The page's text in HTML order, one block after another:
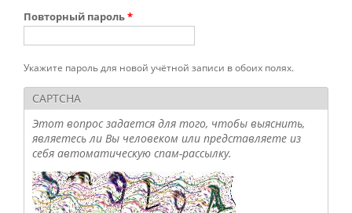
Повторный пароль*
Укажите пароль для новой учётной записи в обоих полях.
CAPTCHA
Этот вопрос задается для того, чтобы выяснить,
являетесь ли Вы человеком или представляете из
себя автоматическую спам-рассылку.